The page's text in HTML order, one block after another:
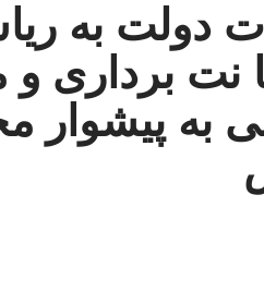
دولت به
نت برداری و
به پیشوار